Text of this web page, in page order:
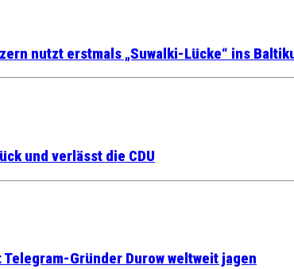
nutzt erstmals „Suwalki-Lücke“ ins
und verlässt die CDU
Gründer Durow weltweit jagen